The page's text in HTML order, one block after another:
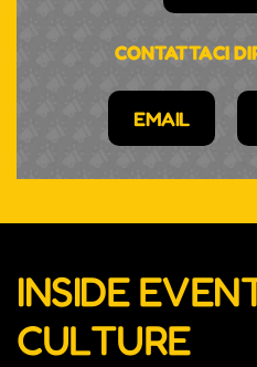
CONTATTACI
EMAIL
INSIDE
CULTURE